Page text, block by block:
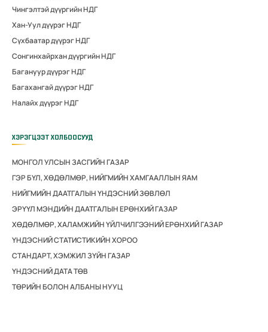
Чингэлтэй дүүргийн НДГ
Хан-Уул дүүрэг НДГ
Сүхбаатар дүүрэг НДГ
Сонгинхайрхан дүүргийн НДГ
Багануур дүүрэг НДГ
Багахангай дүүрэг НДГ
Налайх дүүрэг НДГ
ХЭРЭГЦЭЭТ ХОЛБООСУУД
МОНГОЛ УЛСЫН ЗАСГИЙН ГАЗАР
ГЭР БҮЛ, ХӨДӨЛМӨР, НИЙГМИЙН ХАМГААЛЛЫН ЯАМ
НИЙГМИЙН ДААТГАЛЫН ҮНДЭСНИЙ ЗӨВЛӨЛ
ЭРҮҮЛ МЭНДИЙН ДААТГАЛЫН ЕРӨНХИЙ ГАЗАР
ХӨДӨЛМӨР, ХАЛАМЖИЙН ҮЙЛЧИЛГЭЭНИЙ ЕРӨНХИЙ ГАЗАР
ҮНДЭСНИЙ СТАТИСТИКИЙН ХОРОО
СТАНДАРТ, ХЭМЖИЛ ЗҮЙН ГАЗАР
ҮНДЭСНИЙ ДАТА ТӨВ
ТӨРИЙН БОЛОН АЛБАНЫ НУУЦ